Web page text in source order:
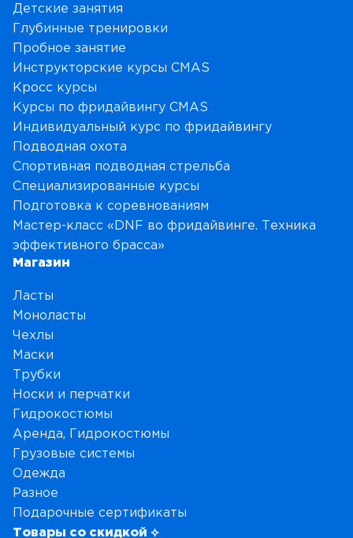
л
я
ф
р
и
д
а
й
в
и
н
г
а
Детские занятия
Глубинные тренировки
Пробное занятие
Инструкторские курсы CMAS
Кросс курсы
Курсы по фридайвингу CMAS
Индивидуальный курс по фридайвингу
Подводная охота
Спортивная подводная стрельба
Специализированные курсы
Подготовка к соревнованиям
Мастер-класс «DNF во фридайвинге. Техника
эффективного брасса»
Магазин
Ласты
Моноласты
Чехлы
Маски
Трубки
Носки и перчатки
Гидрокостюмы
Аренда, Гидрокостюмы
Грузовые системы
Одежда
Разное
Подарочные сертификаты
Товары со скидкой ⟡